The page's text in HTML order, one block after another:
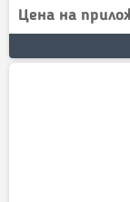
Цена на